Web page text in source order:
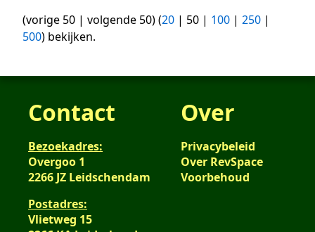
(vorige 50 | volgende 50) (20 | 50 | 100 | 250 |
500) bekijken.
Contact
Bezoekadres:
Overgoo 1
2266 JZ Leidschendam
Postadres:
Vlietweg 15
Over
Privacybeleid
Over RevSpace
Voorbehoud